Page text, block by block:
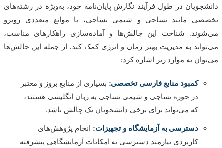
در طول فرآیند نگارش پایان‌نامه خود، به‌ویژه در رشته‌های
مانند نساجی و شیمی نساجی، با موانع متعددی روبرو
شناخت این چالش‌ها و آماده‌سازی راهکارهای مناسب،
به مدیریت بهتر زمان و انرژی کمک کند. از جمله این چالش‌ها
به موارد زیر اشاره کرد:
کمبود منابع فارسی تخصصی:بسیاری از منابع بروز و معتبر
در حوزه نساجی و شیمی نساجی به زبان انگلیسی هستند،
که می‌تواند برای برخی دانشجویان یک چالش باشد.
دسترسی به آزمایشگاه و تجهیزات:انجام پژوهش‌های
کاربردی نیازمند دسترسی به امکانات آزمایشگاهی پیشرفته